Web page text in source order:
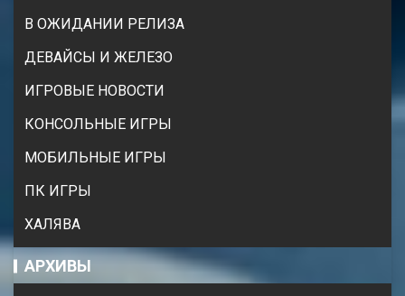
В ОЖИДАНИИ РЕЛИЗА
ДЕВАЙСЫ И ЖЕЛЕЗО
ИГРОВЫЕ НОВОСТИ
КОНСОЛЬНЫЕ ИГРЫ
МОБИЛЬНЫЕ ИГРЫ
ПК ИГРЫ
ХАЛЯВА
АРХИВЫ